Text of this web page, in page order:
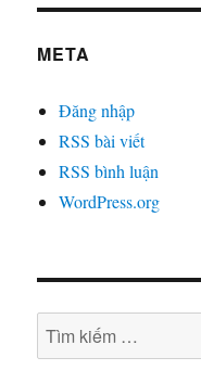
META
Đăng nhập
RSS bài viết
RSS bình luận
WordPress.org
Tìm
kiếm: